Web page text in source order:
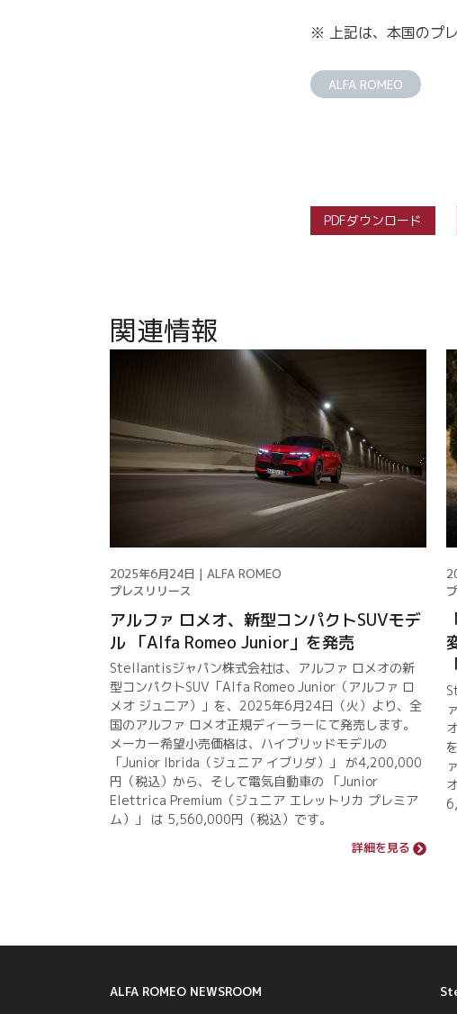
※ 上記は、本国のプ
ALFA ROMEO
PDFダウンロード
関連情報
2025年6月24日 | ALFA ROMEO
プレスリリース
アルファ ロメオ、新型コンパクトSUVモデ
ル 「Alfa Romeo Junior」を発売
Stellantisジャパン株式会社は、アルファ ロメオの新
型コンパクトSUV「Alfa Romeo Junior（アルファ ロ
メオ ジュニア）」を、2025年6月24日（火）より、全
国のアルファ ロメオ正規ディーラーにて発売します。
メーカー希望小売価格は、ハイブリッドモデルの
「Junior Ibrida（ジュニア イブリダ）」 が4,200,000
円（税込）から、そして電気自動車の 「Junior
Elettrica Premium（ジュニア エレットリカ プレミア
ム）」 は 5,560,000円（税込）です。
詳細を見る
ALFA ROMEO NEWSROOM